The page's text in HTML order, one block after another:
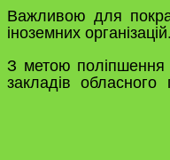
Важливою для
іноземних організацій.
З метою поліпшення
закладів